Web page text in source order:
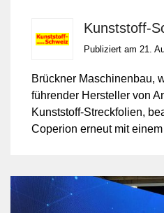
Kunststoff-
Publiziert am 21.
Brückner Maschinenbau,
führender Hersteller von
Kunststoff-Streckfolien,
Coperion erneut mit einem
ZSK Mc¹⁸.